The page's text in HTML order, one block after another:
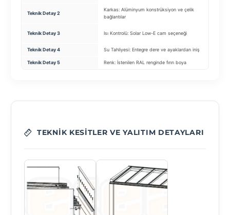
Teknik Detay 2
Karkas: Alüminyum konstrüksiyon ve çelik
bağlantılar
Teknik Detay 3 Isı Kontrolü: Solar Low-E cam seçeneği
Teknik Detay 4 Su Tahliyesi: Entegre dere ve ayaklardan iniş
Teknik Detay 5 Renk: İstenilen RAL renginde fırın boya
TEKNIK KESITLER VE YALITIM DETAYLARI